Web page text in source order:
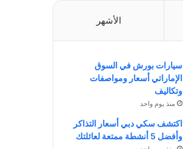
الأشهر
سيارات بورش في السوق
الإماراتي أسعار ومواصفات
وتكاليف
منذ يوم واحد
اكتشف سكي دبي أسعار التذاكر
وأفضل 5 أنشطة ممتعة لعائلتك